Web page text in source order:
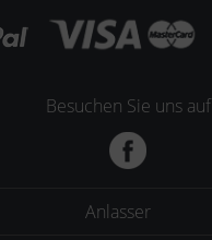
Besuchen Sie uns auf
Anlasser